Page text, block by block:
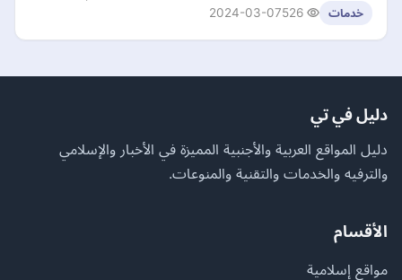
خدمات 2024-03-07
دليل في تي
دليل المواقع العربية والأجنبية المميزة في الأخبار والإسلامي
والترفيه والخدمات والتقنية والمنوعات.
الأقسام
مواقع إسلامية